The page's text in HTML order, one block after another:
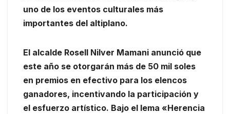
uno de los eventos culturales más
importantes del altiplano.
El alcalde Rosell Nilver Mamani anunció que
este año se otorgarán más de 50 mil soles
en premios en efectivo para los elencos
ganadores, incentivando la participación y
el esfuerzo artístico. Bajo el lema «Herencia